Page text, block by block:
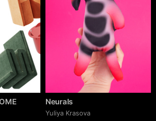
Neurals
Yuliya Krasova